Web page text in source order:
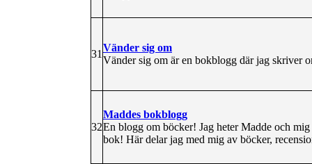
31
Vänder sig om
Vänder sig om är en bokblogg där jag skriver
32
Maddes bokblogg
En blogg om böcker! Jag heter Madde och
bok! Här delar jag med mig av böcker,